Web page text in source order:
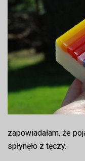
zapowiadałam, że
spłynęło z tęczy.